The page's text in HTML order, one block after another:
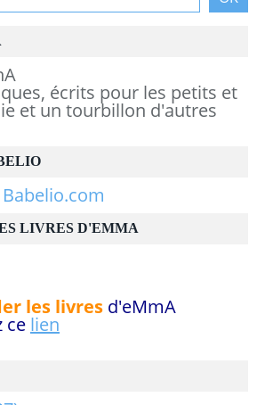
écrits pour les petits et
et un tourbillon d'autres
LIVRES D'EMMA
les livres d'eMmA
ce lien